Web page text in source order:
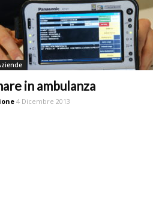
in ambulanza
4 Dicembre 2013